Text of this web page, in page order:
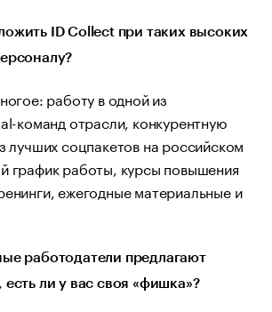
ID Collect при таких высоких
работу в одной из
команд отрасли, конкурентную
лучших соцпакетов на российском
график работы, курсы повышения
ежегодные материальные и
работодатели предлагают
ли у вас своя «фишка»?